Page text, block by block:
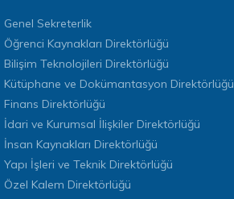
Genel Sekreterlik
Öğrenci Kaynakları Direktörlüğü
Bilişim Teknolojileri Direktörlüğü
Kütüphane ve Dokümantasyon Direktörlüğü
Finans Direktörlüğü
İdari ve Kurumsal İlişkiler Direktörlüğü
İnsan Kaynakları Direktörlüğü
Yapı İşleri ve Teknik Direktörlüğü
Özel Kalem Direktörlüğü